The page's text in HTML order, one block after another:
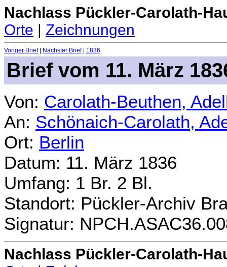
Nachlass Pückler-Carolath-
Orte | Zeichnungen
Voriger Brief| Nächster Brief| 1836
Brief vom 11. März
Von: Carolath-Beuthen,
An: Schönaich-Carolath,
Ort: Berlin
Datum: 11. März 1836
Umfang: 1 Br. 2 Bl.
Standort: Pückler-Archiv
Signatur:
Nachlass Pückler-Carolath-